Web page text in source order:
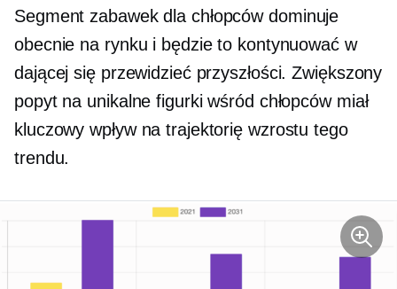
Segment zabawek dla chłopców dominuje
obecnie na rynku i będzie to kontynuować w
dającej się przewidzieć przyszłości. Zwiększony
popyt na unikalne figurki wśród chłopców miał
kluczowy wpływ na trajektorię wzrostu tego
trendu.